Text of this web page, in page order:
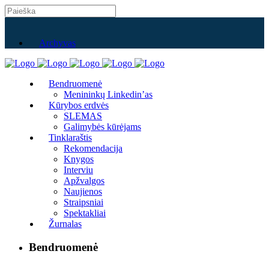
Archyvas
Bendruomenė
Menininkų Linkedin’as
Kūrybos erdvės
SLEMAS
Galimybės kūrėjams
Tinklaraštis
Rekomendacija
Knygos
Interviu
Apžvalgos
Naujienos
Straipsniai
Spektakliai
Žurnalas
Bendruomenė